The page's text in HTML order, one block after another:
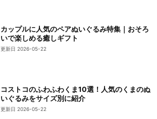
カップルに人気のペアぬいぐるみ特集｜おそろ
いで楽しめる癒しギフト
更新日 2026-05-22
コストコのふわふわくま10選！人気のくまのぬ
いぐるみをサイズ別に紹介
更新日 2026-05-22